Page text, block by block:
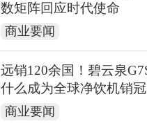
数矩阵回应时代使命
商业要闻
远销120余国！碧云泉
什么成为全球净饮机销冠
商业要闻